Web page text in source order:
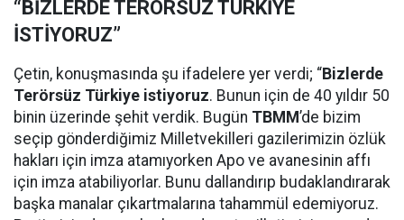
“BİZLERDE TERÖRSÜZ TÜRKİYE
İSTİYORUZ”
Çetin, konuşmasında şu ifadelere yer verdi; “Bizlerde
Terörsüz Türkiye istiyoruz. Bunun için de 40 yıldır 50
binin üzerinde şehit verdik. Bugün TBMM’de bizim
seçip gönderdiğimiz Milletvekilleri gazilerimizin özlük
hakları için imza atamıyorken Apo ve avanesinin affı
için imza atabiliyorlar. Bunu dallandırıp budaklandırarak
başka manalar çıkartmalarına tahammül edemiyoruz.